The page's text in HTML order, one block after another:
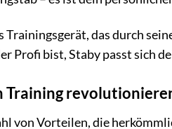
Trainingsgerät, das durch
Profi bist, Staby passt sich
Training
von Vorteilen, die